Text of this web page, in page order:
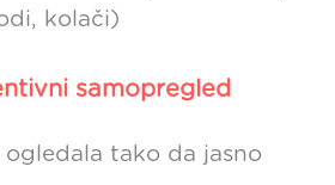
kolači)
samopregled
ogledala tako da jasno